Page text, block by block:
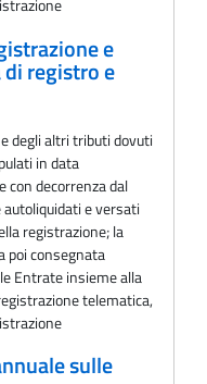
e
registro e
degli altri tributi dovuti
in data
decorrenza dal
e versati
registrazione; la
poi consegnata
Entrate insieme alla
telematica,
sulle